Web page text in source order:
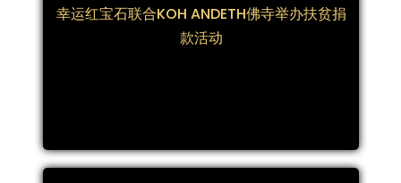
幸运红宝石联合KOH ANDETH佛寺举办扶贫捐
款活动